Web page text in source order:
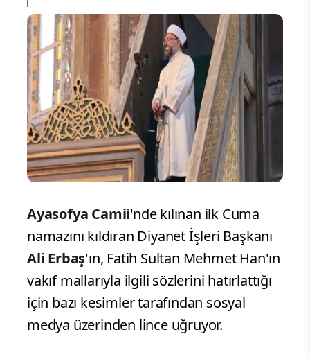
Ayasofya Camii'nde kılınan ilk Cuma
namazını kıldıran Diyanet İşleri Başkanı
Ali Erbaş'ın, Fatih Sultan Mehmet Han'ın
vakıf mallarıyla ilgili sözlerini hatırlattığı
için bazı kesimler tarafından sosyal
medya üzerinden lince uğruyor.